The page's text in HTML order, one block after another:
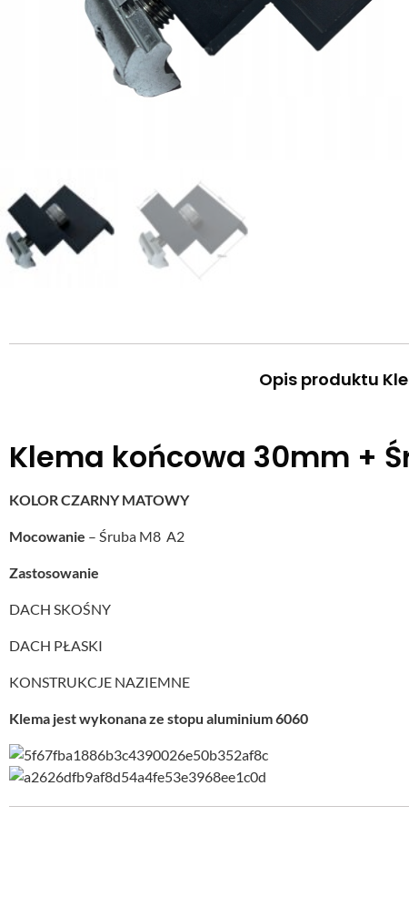
Opis produktu
Klema końcowa 30mm +
KOLOR CZARNY MATOWY
Mocowanie – Śruba M8 A2
Zastosowanie
DACH SKOŚNY
DACH PŁASKI
KONSTRUKCJE NAZIEMNE
Klema jest wykonana ze stopu aluminium 6060